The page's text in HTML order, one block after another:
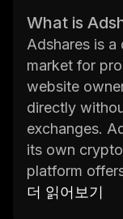
What is
Adshares is
market for
website
directly
exchanges.
its own
platform
full
더 읽어보기